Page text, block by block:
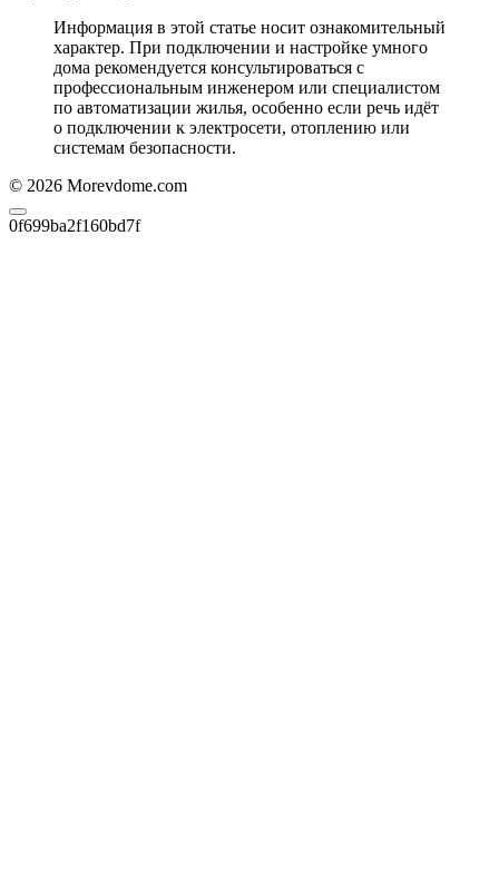
Информация в этой статье носит ознакомительный
характер. При подключении и настройке умного
дома рекомендуется консультироваться с
профессиональным инженером или специалистом
по автоматизации жилья, особенно если речь идёт
о подключении к электросети, отоплению или
системам безопасности.
© 2026 Morevdome.com
0f699ba2f160bd7f